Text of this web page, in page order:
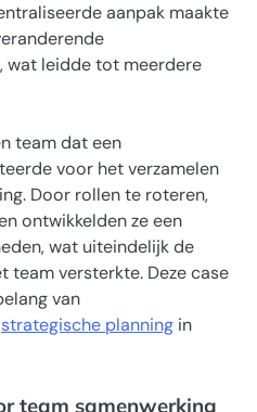
aanpak maakte
wat leidde tot meerdere
team dat een
voor het verzamelen
Door rollen te roteren,
ontwikkelden ze een
wat uiteindelijk de
team versterkte. Deze case
van
strategische planning in
team samenwerking